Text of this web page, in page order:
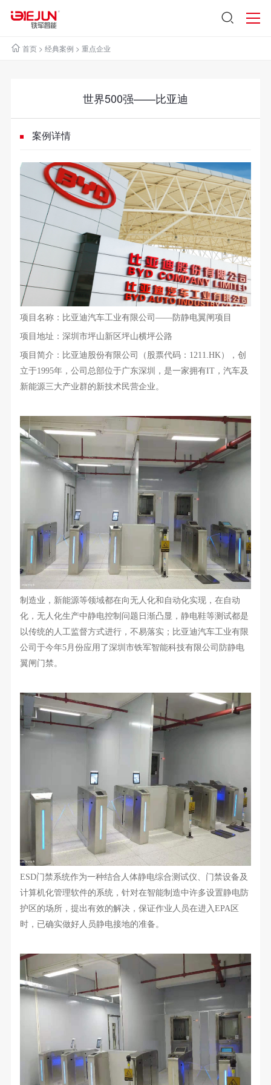
首页> 经典案例 > 重点企业
世界500强——比亚迪
案例详情
项目名称： 比亚迪汽车工业有限公司——防静电翼闸项目
项目地址：深圳市坪山新区坪山横坪公路
项目简介：比亚迪股份有限公司（股票代码：1211.HK），创
立于1995年，公司总部位于广东深圳，是一家拥有IT，汽车及
新能源三大产业群的新技术民营企业。
制造业 ， 新能源等领域都在向无人化和自动化实现，在自动
化，无人化生产中静电控制问题日渐凸显，静电鞋等测试都是
以传统的人工监督方式进行，不易落实；比亚迪汽车工业有限
公司于今年5月份应用了深圳市铁军智能科技有限公司防静电
翼闸门禁。
ESD门禁系统作为一种结合人体静电综合测试仪、门禁设备及
计算机化管理软件的系统，针对在智能制造中许多设置静电防
护区的场所，提出有效的解决，保证作业人员在进入EPA区
时，已确实做好人员静电接地的准备 。